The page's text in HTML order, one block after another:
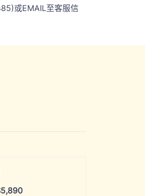
或EMAIL至客服信
5,890